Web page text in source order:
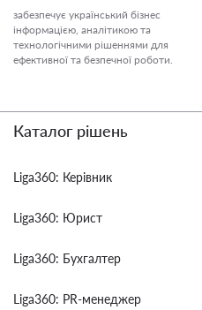
забезпечує український бізнес
інформацією, аналітикою та
технологічними рішеннями для
ефективної та безпечної роботи.
Каталог рішень
Liga360: Керівник
Liga360: Юрист
Liga360: Бухгалтер
Liga360: PR-менеджер